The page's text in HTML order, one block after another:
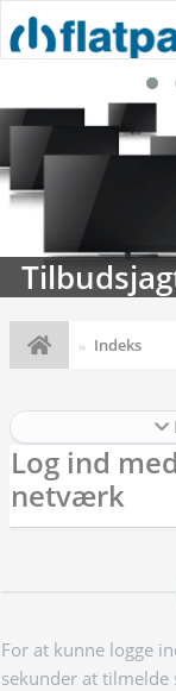
Indeks
Log ind
netværk
For at kunne logge
sekunder at tilmelde